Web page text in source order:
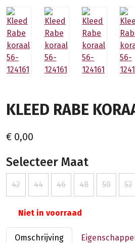
KLEED RABE
€ 0,00
Selecteer Maat
42 44 46 48 50 52
Niet in voorraad
Omschrijving